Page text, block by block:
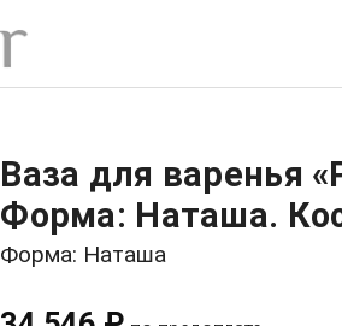
Ваза для варенья
Форма: Наташа.
Форма: Наташа